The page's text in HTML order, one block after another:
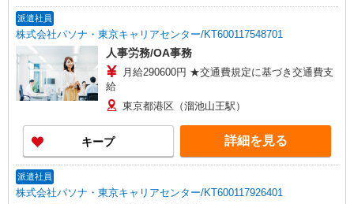
派遣社員
株式会社パソナ・東京キャリアセンター/KT600117548701
人事労務/OA事務
月給290600円 ★交通費規定に基づき交通費支
給
東京都港区（溜池山王駅）
キープ 詳細を見る
派遣社員
株式会社パソナ・東京キャリアセンター/KT600117926401